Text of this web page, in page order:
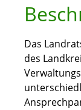
Das
des